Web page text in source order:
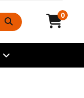
0
Buka menu